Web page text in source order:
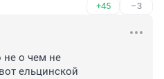
+45 –3
не о чем не
ельцинской